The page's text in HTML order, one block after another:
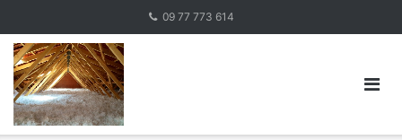
content
09 77 773 614